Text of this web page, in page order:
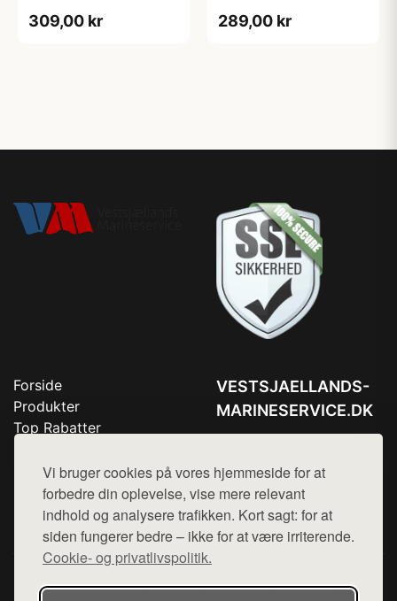
Vi bruger cookies på vores hjemmeside for at
forbedre din oplevelse, vise mere relevant
indhold og analysere trafikken. Kort sagt: for at
siden fungerer bedre – ikke for at være irriterende.
Cookie- og privatlivspolitik.
309,00 kr 289,00 kr
Forside
Produkter
Top Rabatter
Kontakt
VESTSJAELLANDS-
MARINESERVICE.DK
Mail:hej@want.dk
Cookie- og privatlivspolitik
Denne side er en del af want.dk, der udgiver en række